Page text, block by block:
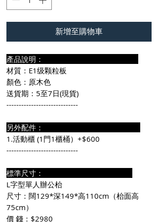
新增至購物車
產品說明：
材質：E1级颗粒板
顏色：原木色
送貨期：5至7日(現貨)
-----------------------------
另外配件：
1.活動櫃 (1門1櫃桶）+$600
-----------------------------
標準尺寸：
L字型單人辦公枱
尺寸：闊129*深149*高110cm（枱面高
75cm）
價 錢：$2980